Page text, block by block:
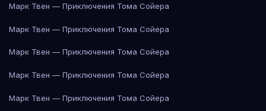
Марк Твен — Приключения Тома Сойера
Марк Твен — Приключения Тома Сойера
Марк Твен — Приключения Тома Сойера
Марк Твен — Приключения Тома Сойера
Марк Твен — Приключения Тома Сойера